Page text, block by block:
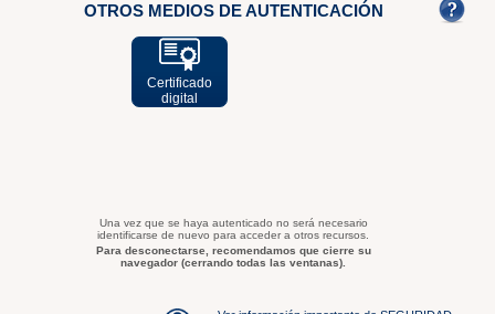
OTROS MEDIOS DE AUTENTICACIÓN
Certificado
digital
Una vez que se haya autenticado no será necesario
identificarse de nuevo para acceder a otros recursos.
Para desconectarse, recomendamos que cierre su
navegador (cerrando todas las ventanas).